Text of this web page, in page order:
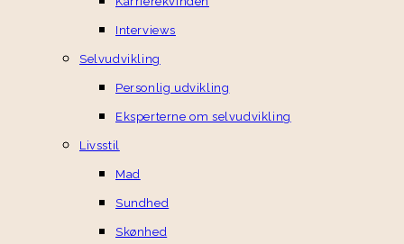
Interviews
Selvudvikling
Personlig udvikling
Eksperterne om selvudvikling
Livsstil
Mad
Sundhed
Skønhed